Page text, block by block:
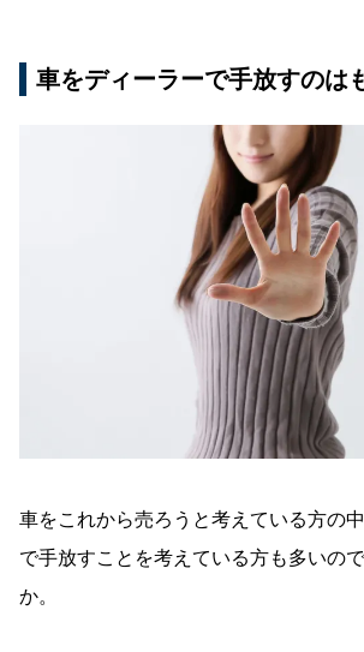
在庫リスクを抱えない仕組み
海外への販売ルートも
カーネクストを利用する流れ
無料査定の依頼
査定に納得したら買取依頼
車の引き取り
高価買取ならカーネクスト！ま
無料査定をしてみる
車をディーラーで手放すのは
車をこれから売ろうと考えている方の中
で手放すことを考えている方も多いの
か。